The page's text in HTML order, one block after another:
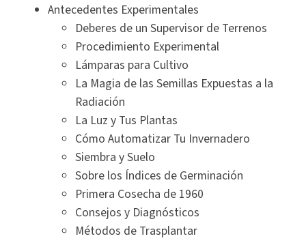
Antecedentes Experimentales
Deberes de un Supervisor de Terrenos
Procedimiento Experimental
Lámparas para Cultivo
La Magia de las Semillas Expuestas a la
Radiación
La Luz y Tus Plantas
Cómo Automatizar Tu Invernadero
Siembra y Suelo
Sobre los Índices de Germinación
Primera Cosecha de 1960
Consejos y Diagnósticos
Métodos de Trasplantar